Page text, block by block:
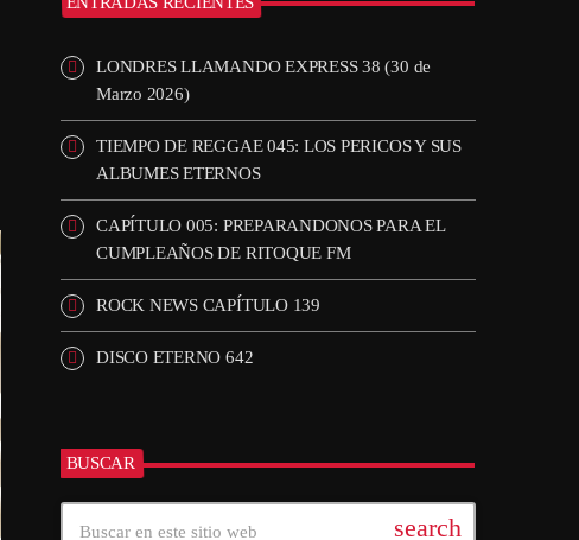
LONDRES LLAMANDO EXPRESS 38 (30 de
Marzo 2026)
TIEMPO DE REGGAE 045: LOS PERICOS Y SUS
ALBUMES ETERNOS
CAPÍTULO 005: PREPARANDONOS PARA EL
CUMPLEAÑOS DE RITOQUE FM
ROCK NEWS CAPÍTULO 139
DISCO ETERNO 642
BUSCAR
search